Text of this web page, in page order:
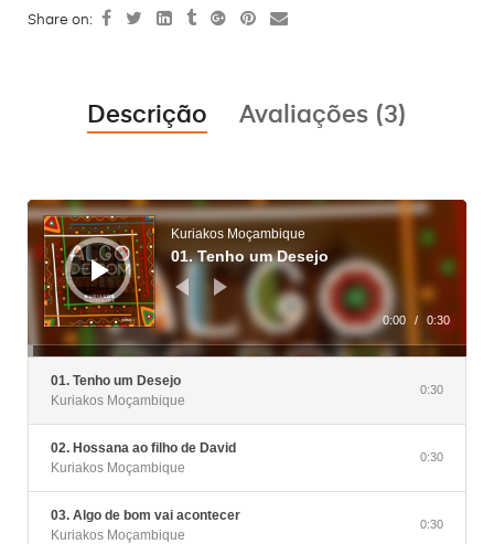
Share on:
Descrição Avaliações (3)
Reprodutor
de
áudio
Kuriakos Moçambique
01. Tenho um Desejo
0:00 / 0:30
01. Tenho um Desejo
Kuriakos Moçambique
0:30
02. Hossana ao filho de David
Kuriakos Moçambique
0:30
03. Algo de bom vai acontecer
Kuriakos Moçambique
0:30